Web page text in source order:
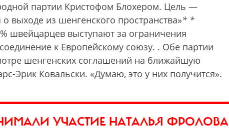
партии Кристофом Блохером. Цель —
выходе из шенгенского пространства»* *
швейцарцев выступают за ограничения
к Европейскому союзу. . Обе партии
шенгенских соглашений на ближайшую
Эрик Ковальски. «Думаю, это у них получится».
УЧАСТИЕ НАТАЛЬЯ ФРОЛОВА